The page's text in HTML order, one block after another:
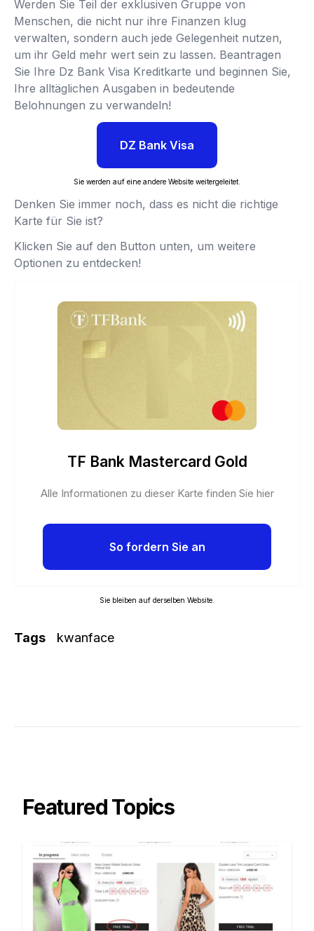
Werden Sie Teil der exklusiven Gruppe von
Menschen, die nicht nur ihre Finanzen klug
verwalten, sondern auch jede Gelegenheit nutzen,
um ihr Geld mehr wert sein zu lassen. Beantragen
Sie Ihre Dz Bank Visa Kreditkarte und beginnen Sie,
Ihre alltäglichen Ausgaben in bedeutende
Belohnungen zu verwandeln!
DZ Bank Visa
Sie werden auf eine andere Website weitergeleitet.
Denken Sie immer noch, dass es nicht die richtige
Karte für Sie ist?
Klicken Sie auf den Button unten, um weitere
Optionen zu entdecken!
TF Bank Mastercard Gold
Alle Informationen zu dieser Karte finden Sie hier
So fordern Sie an
Sie bleiben auf derselben Website.
Tags kwanface
Featured Topics